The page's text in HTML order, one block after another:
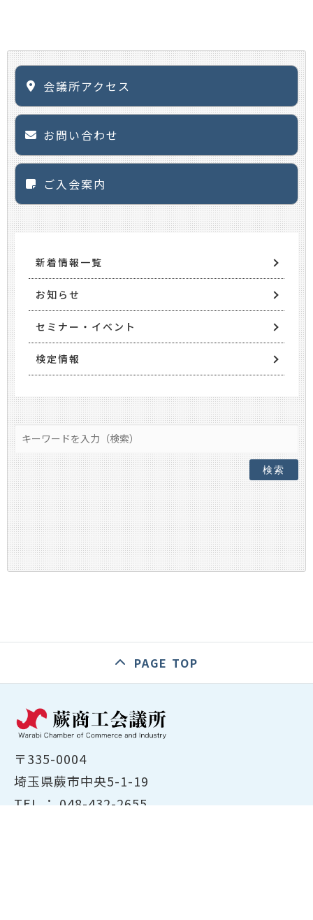
会議所アクセス
お問い合わせ
ご入会案内
新着情報一覧
お知らせ
セミナー・イベント
検定情報
検索
PAGE TOP
〒335-0004
埼玉県蕨市中央5-1-19
TEL ： 048-432-2655